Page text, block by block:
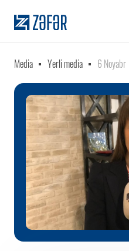
Media Yerli media 6 Noyabr